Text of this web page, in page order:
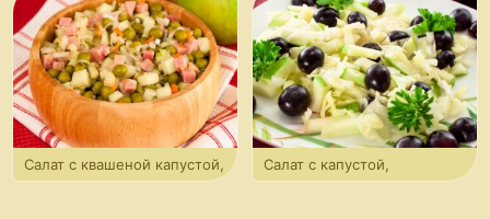
и морковью
Салат с квашеной капустой,
Салат с капустой,